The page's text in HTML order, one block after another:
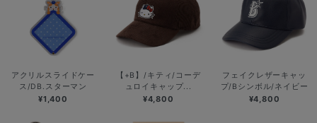
アクリルスライドケー
ス/DB.スターマン
¥1,400
【+B】/キティ/コーデ
ュロイキャップ...
¥4,800
フェイクレザーキャッ
プ/Bシンボル/ネイビー
¥4,800